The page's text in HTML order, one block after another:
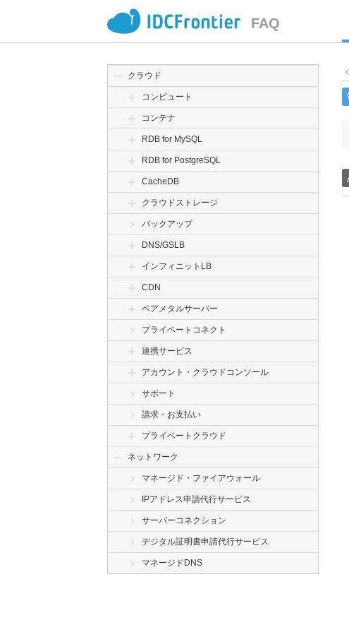
FAQ
クラウド
コンピュート
コンテナ
RDB for MySQL
RDB for PostgreSQL
CacheDB
クラウドストレージ
バックアップ
DNS/GSLB
インフィニットLB
CDN
ベアメタルサーバー
プライベートコネクト
連携サービス
アカウント・クラウドコンソール
サポート
請求・お支払い
プライベートクラウド
ネットワーク
マネージド・ファイアウォール
IPアドレス申請代行サービス
サーバーコネクション
デジタル証明書申請代行サービス
マネージドDNS